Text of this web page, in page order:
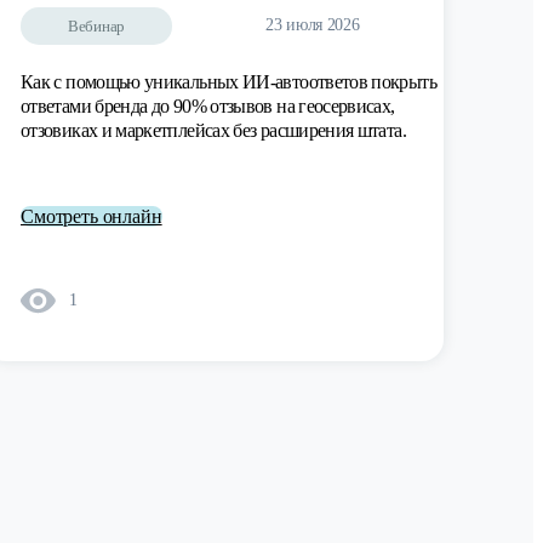
Вебинар 23 июля 2026
Как с помощью уникальных ИИ-автоответов покрыть
ответами бренда до 90% отзывов на геосервисах,
отзовиках и маркетплейсах без расширения штата.
Смотреть онлайн
1